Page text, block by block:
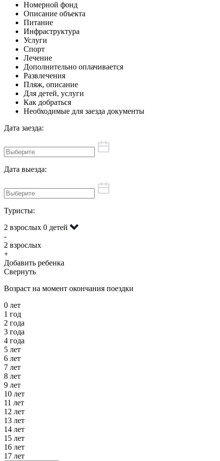
Номерной фонд
Описание объекта
Питание
Инфраструктура
Услуги
Спорт
Лечение
Дополнительно оплачивается
Развлечения
Пляж, описание
Для детей, услуги
Как добраться
Необходимые для заезда документы
Дата заезда:
Дата выезда:
Туристы:
2 взрослых 0 детей
-
2 взрослых
+
Добавить ребенка
Свернуть
Возраст на момент окончания поездки
0 лет
1 год
2 года
3 года
4 года
5 лет
6 лет
7 лет
8 лет
9 лет
10 лет
11 лет
12 лет
13 лет
14 лет
15 лет
16 лет
17 лет